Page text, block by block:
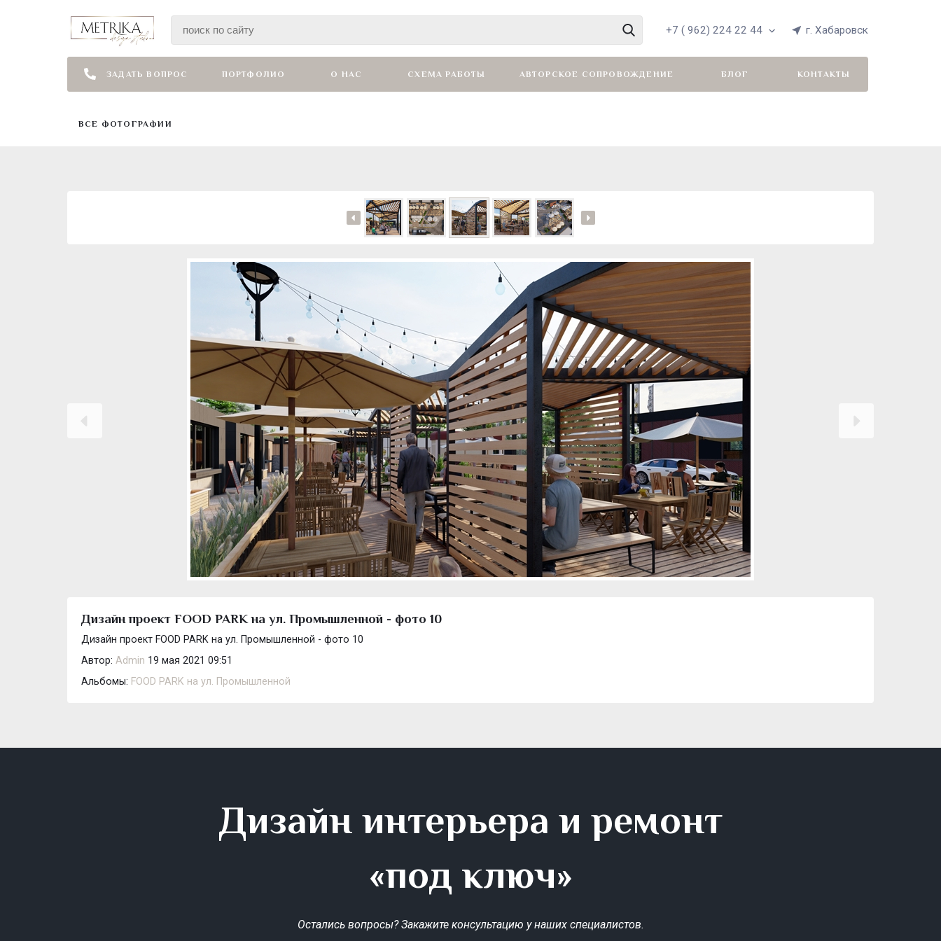
+7 ( 962) 224 22 44 г. Хабаровск
ЗАДАТЬ ВОПРОС ПОРТФОЛИО О НАС СХЕМА РАБОТЫ АВТОРСКОЕ СОПРОВОЖДЕНИЕ БЛОГ КОНТАКТЫ
ВСЕ ФОТОГРАФИИ
Дизайн проект FOOD PARK на ул. Промышленной - фото 10
Дизайн проект FOOD PARK на ул. Промышленной - фото 10
Автор: Admin 19 мая 2021 09:51
Альбомы: FOOD PARK на ул. Промышленной
Дизайн интерьера и ремонт
«под ключ»
Остались вопросы? Закажите консультацию у наших специалистов.